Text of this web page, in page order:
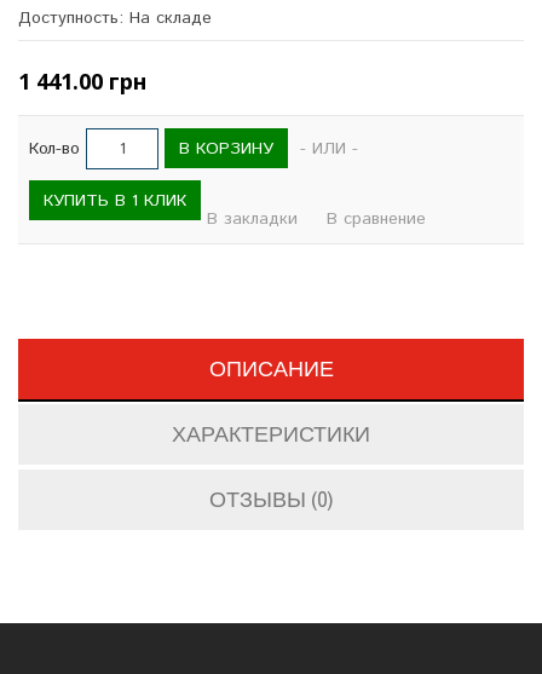
Доступность: На складе
1 441.00 грн
Кол-во В КОРЗИНУ - ИЛИ -
КУПИТЬ В 1 КЛИК
В закладки В сравнение
ОПИСАНИЕ
ХАРАКТЕРИСТИКИ
ОТЗЫВЫ (0)